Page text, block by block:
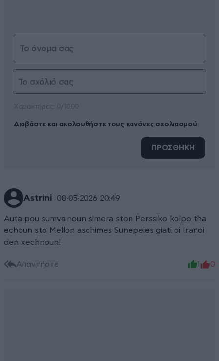
Διαβάστε και ακολουθήστε τους κανόνες σχολιασμού
ΠΡΟΣΘΗΚΗ
Astrini 08·05·2026 20:49
Auta pou sumvainoun simera ston Perssiko kolpo tha
echoun sto Mellon aschimes Sunepeies giati oi Iranoi
den xechnoun!
Απαντήστε 1 0